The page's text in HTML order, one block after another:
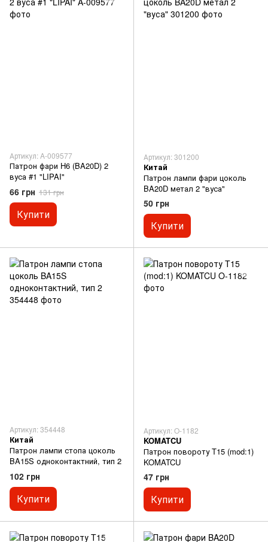
Артикул: A-009577
Патрон фари H6 (BA20D) 2
вуса #1 "LIPAI"
66 грн 131 грн
Купити
Артикул: 301200
Китай
Патрон лампи фари цоколь
BA20D метал 2 "вуса"
50 грн
Купити
Артикул: 354448
Китай
Патрон лампи стопа цоколь
BA15S одноконтактний, тип 2
102 грн
Купити
Артикул: O-1182
KOMATCU
Патрон повороту T15 (mod:1)
KOMATCU
47 грн
Купити